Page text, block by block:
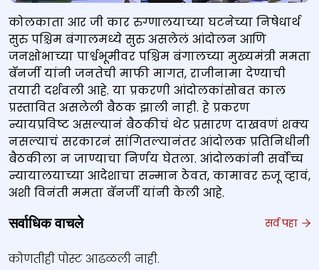
कोलकाता आर जी कार रुग्णालयाच्या घटनेच्या निषेधार्थ
सुरु पश्चिम बंगालमध्ये सुरु असलेलं आंदोलन आणि
जनक्षोभाच्या पार्श्वभूमीवर पश्चिम बंगालच्या मुख्यमंत्री ममता
बॅनर्जी यांनी जनतेची माफी मागत, राजीनामा देण्याची
तयारी दर्शवली आहे. या प्रकरणी आंदोलकांसोबत काल
प्रस्तावित असलेली बैठक झाली नाही. हे प्रकरण
न्यायप्रविष्ट असल्यानं बैठकीचं थेट प्रसारण दाखवणं शक्य
नसल्याचं सरकारनं सांगितल्यानंतर आंदोलक प्रतिनिधीनी
बैठकीला न जाण्याचा निर्णय घेतला. आंदोलकांनी सर्वोच्च
न्यायालयाच्या आदेशाचा सन्मान ठेवत, कामावर रुजू व्हावं,
अशी विनंती ममता बॅनर्जी यांनी केली आहे.
सर्वाधिक वाचले सर्व पहा
कोणतीही पोस्ट आढळली नाही.